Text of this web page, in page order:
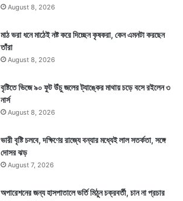
August 8, 2026
মাঠ ভরা ধনে মাঠেই নষ্ট করে দিচ্ছেন কৃষকরা, কেন এমনটা করছেন
তাঁরা
August 8, 2026
বৃষ্টিতে ভিজে ৯০ ফুট উঁচু জলের ট্যাঙ্কের মাথায় চড়ে বসে রইলেন ৩
নার্স
August 8, 2026
ভারী বৃষ্টি চলবে, দক্ষিণের রাজ্যে বন্যার মধ্যেই লাল সতর্কতা, সঙ্গে
দোসর ঝড়
August 7, 2026
অপারেশনের জন্য হাসপাতালে ভর্তি মিঠুন চক্রবর্তী, চান না প্রচার